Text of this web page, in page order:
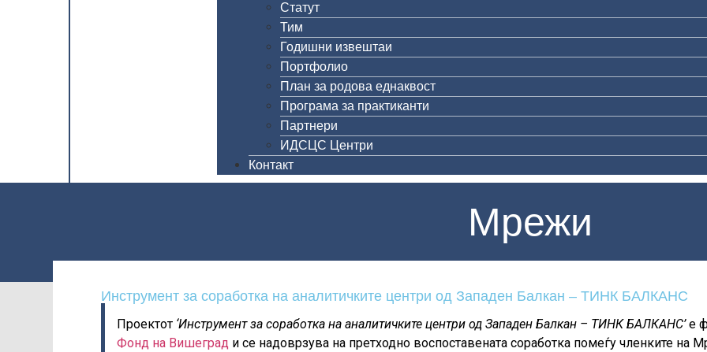
Статут
Тим
Годишни извештаи
Портфолио
План за родова еднаквост
Програма за практиканти
Партнери
ИДСЦС Центри
Контакт
Мрежи
Инструмент за соработка на аналитичките центри од Западен Балкан – ТИНК БАЛКАНС
Проектот ‘Инструмент за соработка на аналитичките центри од Западен Балкан – ТИНК БАЛКАНС’е
Фонд на Вишегради се надоврзува на претходно воспоставената соработка помеѓу членките на